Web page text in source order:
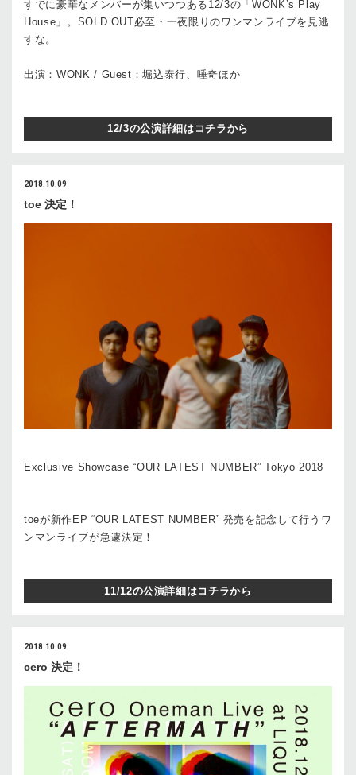
すでに豪華なメンバーが集いつつある12/3の「WONK’s Play
House」。SOLD OUT必至・一夜限りのワンマンライブを見逃
すな。
出演：WONK / Guest：堀込泰行、唾奇ほか
12/3の公演詳細はコチラから
2018.10.09
toe 決定！
Exclusive Showcase “OUR LATEST NUMBER” Tokyo 2018
toeが新作EP “OUR LATEST NUMBER” 発売を記念して行うワ
ンマンライブが急遽決定！
11/12の公演詳細はコチラから
2018.10.09
cero 決定！